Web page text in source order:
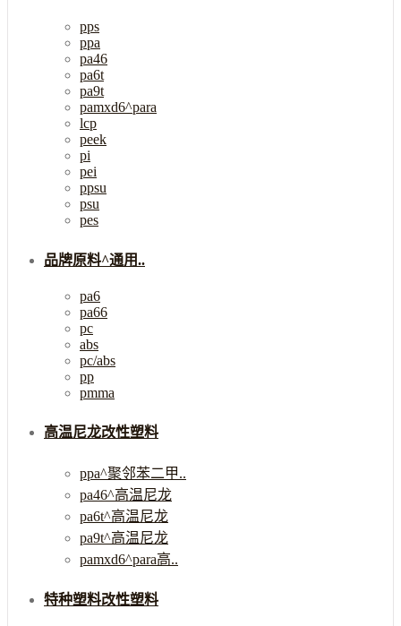
pps
ppa
pa46
pa6t
pa9t
pamxd6^para
lcp
peek
pi
pei
ppsu
psu
pes
品牌原料^通用..
pa6
pa66
pc
abs
pc/abs
pp
pmma
高温尼龙改性塑料
ppa^聚邻苯二甲..
pa46^高温尼龙
pa6t^高温尼龙
pa9t^高温尼龙
pamxd6^para高..
特种塑料改性塑料